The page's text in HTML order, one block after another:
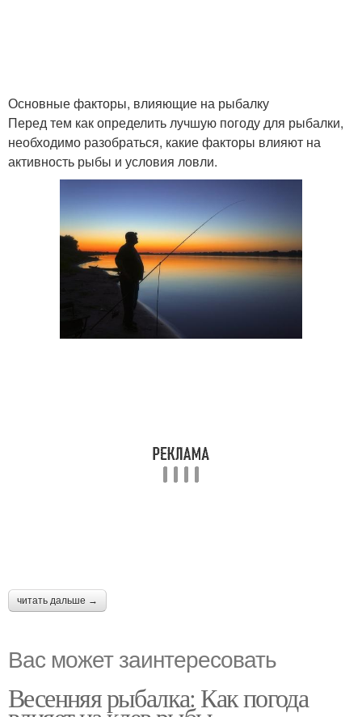
Основные факторы, влияющие на рыбалку
Перед тем как определить лучшую погоду для рыбалки,
необходимо разобраться, какие факторы влияют на
активность рыбы и условия ловли.
читать дальше →
Вас может заинтересовать
Весенняя рыбалка: Как погода